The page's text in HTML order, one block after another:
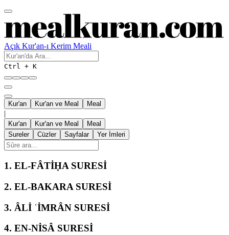
Açık Kur'an-ı Kerim Meali
Ctrl + K
Kur'an Kur'an ve Meal Meal
|
Kur'an Kur'an ve Meal
Meal
Sureler
Cüzler Sayfalar Yer İmleri
1. EL-FÂTİḤA SURESİ
2. EL-BAKARA SURESİ
3. ÂLİ ʿİMRÂN SURESİ
4. EN-NİSÂ SURESİ